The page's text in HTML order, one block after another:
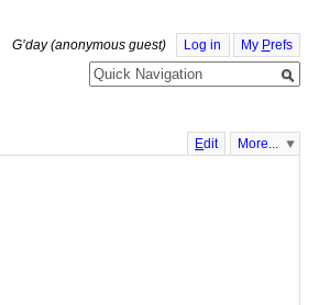
G’day (anonymous guest) Log in My Prefs
Edit More...